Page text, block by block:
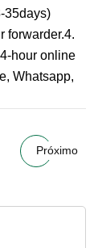
35days)
forwarder.4.
hour online
Whatsapp,
Próximo